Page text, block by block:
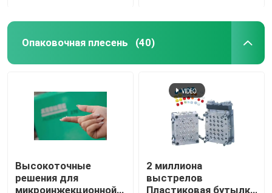
Опаковочная плесень (40)
Высокоточные
решения для
микроинжекционной
2 миллиона
выстрелов
Пластиковая бутылка